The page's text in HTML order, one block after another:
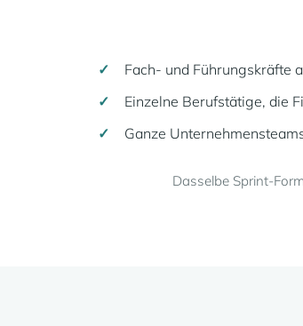
Fach- und Führungskräfte
Einzelne Berufstätige, die
Ganze
Dasselbe Sprint-